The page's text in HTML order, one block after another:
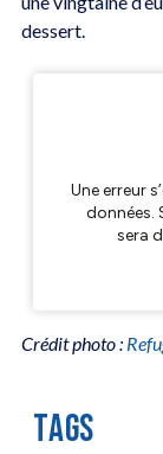
dessert.
Crédit photo :
TAGS